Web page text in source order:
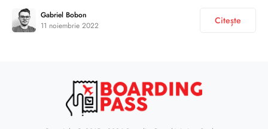
Gabriel Bobon
11 noiembrie 2022
Citește